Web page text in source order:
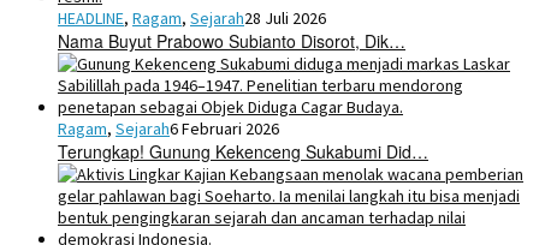
HEADLINE, Ragam, Sejarah28 Juli 2026
Nama Buyut Prabowo Subianto Disorot, Dik…
Ragam, Sejarah6 Februari 2026
Terungkap! Gunung Kekenceng Sukabumi Did…